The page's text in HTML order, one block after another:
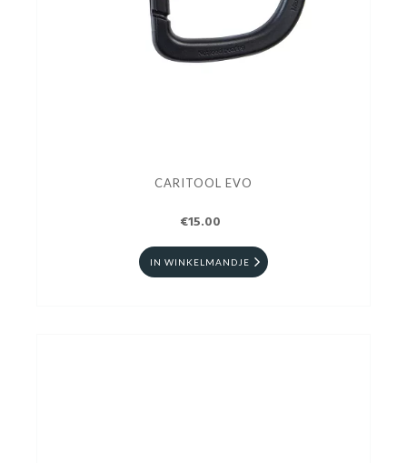
CARITOOL EVO
€15.00
IN WINKELMANDJE